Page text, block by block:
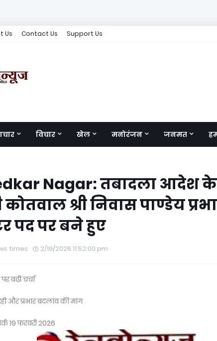
Us Contact Us Support Us
विचार खेल मनोरंजन जनमत
Nagar: तबादला आदेश के
कोतवाल श्री निवास पाण्डेय
पद पर बने हुए
times 2/19/2026 11:52:00 pm
बढ़ी चर्चा
और प्रभार बदलाव की मांग
19 फरवरी 2026